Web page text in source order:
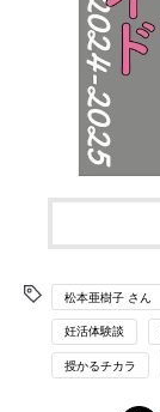
松本亜樹子 さん
妊活体験談
授かるチカラ